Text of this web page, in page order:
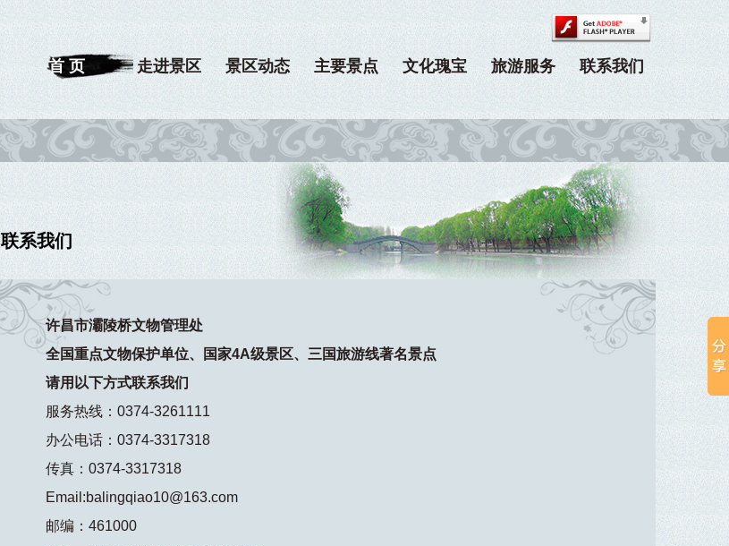
首 页 走进景区 景区动态 主要景点 文化瑰宝 旅游服务 联系我们
联系我们
许昌市灞陵桥文物管理处
全国重点文物保护单位、国家4A级景区、三国旅游线著名景点
请用以下方式联系我们
服务热线：0374-3261111
办公电话：0374-3317318
传真：0374-3317318
Email:balingqiao10@163.com
邮编：461000